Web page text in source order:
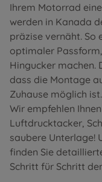
Ihrem Motorrad
werden in Kanada
präzise vernäht. So
optimaler
Hingucker machen.
dass die Montage
Zuhause möglich ist.
Wir empfehlen
Luftdrucktacker,
saubere Unterlage!
finden Sie
Schritt für Schritt